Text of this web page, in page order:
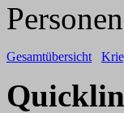
Gesamtübersicht